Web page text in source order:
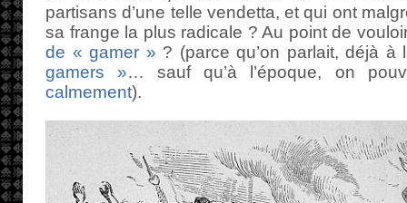
partisans d’une telle vendetta, et qui ont
sa frange la plus radicale ? Au point de
de « gamer » ? (parce qu’on parlait, déjà à
gamers »… sauf qu’à l’époque, on
calmement).